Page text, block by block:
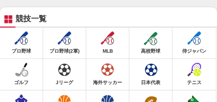
競技一覧
プロ野球 プロ野球(2軍) MLB 高校野球 侍ジャパン
ゴルフ Jリーグ 海外サッカー 日本代表 テニス